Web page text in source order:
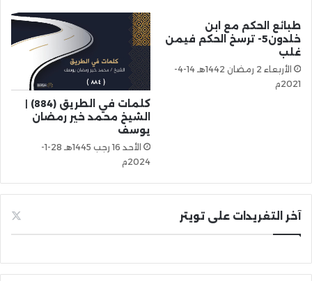
طبائع الحكم مع ابن
خلدون5- ترسخ الحكم فيمن
غلب
الأربعاء 2 رمضان 1442هـ 14-4-
2021م
كلمات في الطريق (884) |
الشيخ محمد خير رمضان
يوسف
الأحد 16 رجب 1445هـ 28-1-
2024م
آخر التغريدات على تويتر